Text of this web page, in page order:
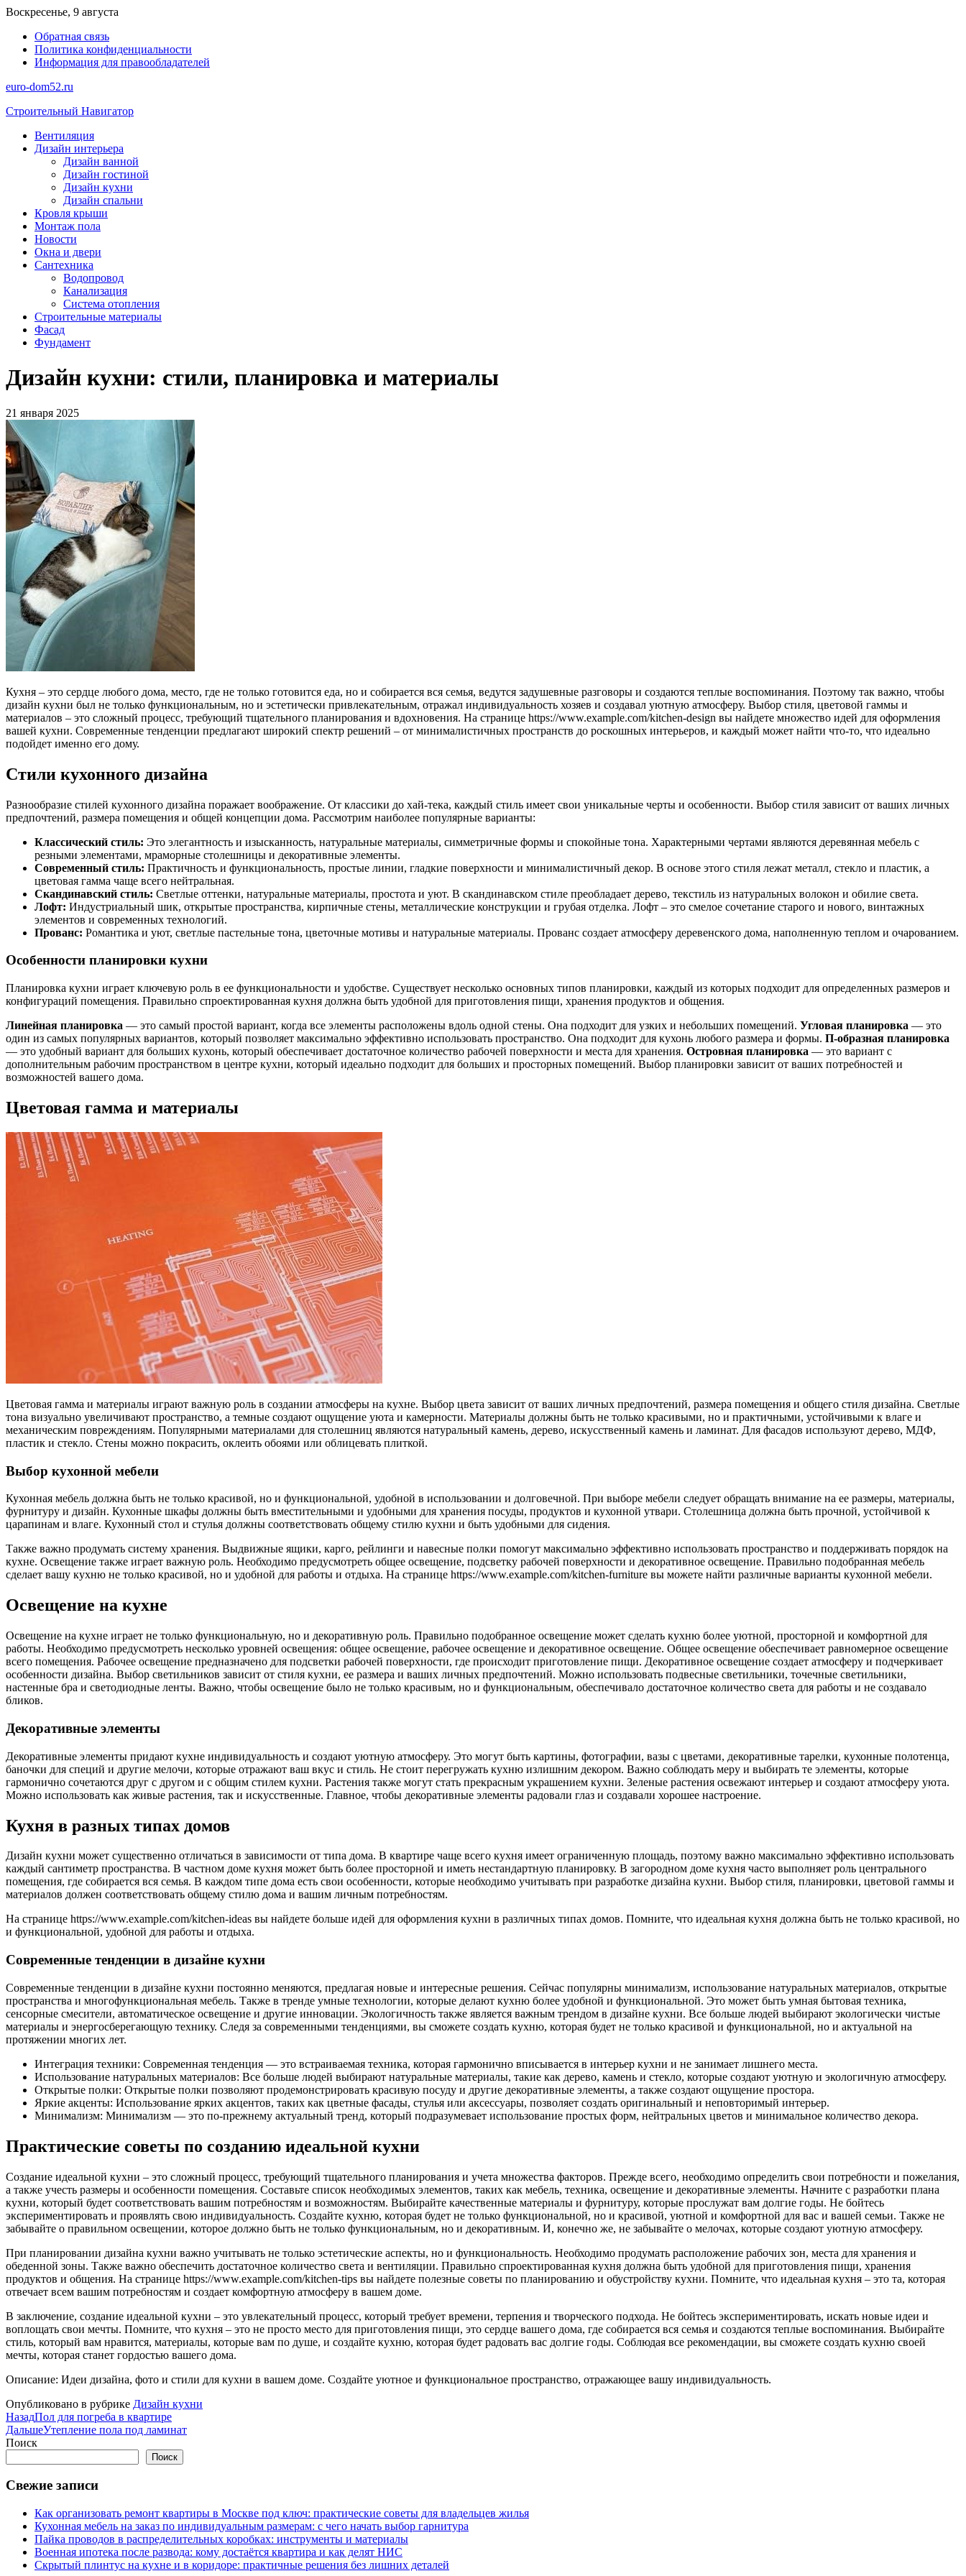
Перейти
содержимому
Воскресенье, 9 августа
Обратная связь
Политика конфиденциальности
Информация для правообладателей
euro-dom52.ru
Строительный Навигатор
Вентиляция
Дизайн интерьера
Дизайн ванной
Дизайн гостиной
Дизайн кухни
Дизайн спальни
Кровля крыши
Монтаж пола
Новости
Окна и двери
Сантехника
Водопровод
Канализация
Система отопления
Строительные материалы
Фасад
Фундамент
Дизайн кухни: стили, планировка и материалы
21 января 2025
Кухня – это сердце любого дома, место, где не только готовится еда, но и собирается вся семья, ведутся задушевные разговоры и создаются теплые воспоминания. Поэтому так важно, чтобы
дизайн кухни был не только функциональным, но и эстетически привлекательным, отражал индивидуальность хозяев и создавал уютную атмосферу. Выбор стиля, цветовой гаммы и
материалов – это сложный процесс, требующий тщательного планирования и вдохновения. На странице https://www.example.com/kitchen-design вы найдете множество идей для оформления
вашей кухни. Современные тенденции предлагают широкий спектр решений – от минималистичных пространств до роскошных интерьеров, и каждый может найти что-то, что идеально
подойдет именно его дому.
Стили кухонного дизайна
Разнообразие стилей кухонного дизайна поражает воображение. От классики до хай-тека, каждый стиль имеет свои уникальные черты и особенности. Выбор стиля зависит от ваших личных
предпочтений, размера помещения и общей концепции дома. Рассмотрим наиболее популярные варианты:
Классический стиль: Это элегантность и изысканность, натуральные материалы, симметричные формы и спокойные тона. Характерными чертами являются деревянная мебель с
резными элементами, мраморные столешницы и декоративные элементы.
Современный стиль: Практичность и функциональность, простые линии, гладкие поверхности и минималистичный декор. В основе этого стиля лежат металл, стекло и пластик, а
цветовая гамма чаще всего нейтральная.
Скандинавский стиль: Светлые оттенки, натуральные материалы, простота и уют. В скандинавском стиле преобладает дерево, текстиль из натуральных волокон и обилие света.
Лофт: Индустриальный шик, открытые пространства, кирпичные стены, металлические конструкции и грубая отделка. Лофт – это смелое сочетание старого и нового, винтажных
элементов и современных технологий.
Прованс: Романтика и уют, светлые пастельные тона, цветочные мотивы и натуральные материалы. Прованс создает атмосферу деревенского дома, наполненную теплом и очарованием.
Особенности планировки кухни
Планировка кухни играет ключевую роль в ее функциональности и удобстве. Существует несколько основных типов планировки, каждый из которых подходит для определенных размеров и
конфигураций помещения. Правильно спроектированная кухня должна быть удобной для приготовления пищи, хранения продуктов и общения.
Линейная планировка — это самый простой вариант, когда все элементы расположены вдоль одной стены. Она подходит для узких и небольших помещений. Угловая планировка — это
один из самых популярных вариантов, который позволяет максимально эффективно использовать пространство. Она подходит для кухонь любого размера и формы. П-образная планировка
— это удобный вариант для больших кухонь, который обеспечивает достаточное количество рабочей поверхности и места для хранения. Островная планировка — это вариант с
дополнительным рабочим пространством в центре кухни, который идеально подходит для больших и просторных помещений. Выбор планировки зависит от ваших потребностей и
возможностей вашего дома.
Цветовая гамма и материалы
Цветовая гамма и материалы играют важную роль в создании атмосферы на кухне. Выбор цвета зависит от ваших личных предпочтений, размера помещения и общего стиля дизайна. Светлые
тона визуально увеличивают пространство, а темные создают ощущение уюта и камерности. Материалы должны быть не только красивыми, но и практичными, устойчивыми к влаге и
механическим повреждениям. Популярными материалами для столешниц являются натуральный камень, дерево, искусственный камень и ламинат. Для фасадов используют дерево, МДФ,
пластик и стекло. Стены можно покрасить, оклеить обоями или облицевать плиткой.
Выбор кухонной мебели
Кухонная мебель должна быть не только красивой, но и функциональной, удобной в использовании и долговечной. При выборе мебели следует обращать внимание на ее размеры, материалы,
фурнитуру и дизайн. Кухонные шкафы должны быть вместительными и удобными для хранения посуды, продуктов и кухонной утвари. Столешница должна быть прочной, устойчивой к
царапинам и влаге. Кухонный стол и стулья должны соответствовать общему стилю кухни и быть удобными для сидения.
Также важно продумать систему хранения. Выдвижные ящики, карго, рейлинги и навесные полки помогут максимально эффективно использовать пространство и поддерживать порядок на
кухне. Освещение также играет важную роль. Необходимо предусмотреть общее освещение, подсветку рабочей поверхности и декоративное освещение. Правильно подобранная мебель
сделает вашу кухню не только красивой, но и удобной для работы и отдыха. На странице https://www.example.com/kitchen-furniture вы можете найти различные варианты кухонной мебели.
Освещение на кухне
Освещение на кухне играет не только функциональную, но и декоративную роль. Правильно подобранное освещение может сделать кухню более уютной, просторной и комфортной для
работы. Необходимо предусмотреть несколько уровней освещения: общее освещение, рабочее освещение и декоративное освещение. Общее освещение обеспечивает равномерное освещение
всего помещения. Рабочее освещение предназначено для подсветки рабочей поверхности, где происходит приготовление пищи. Декоративное освещение создает атмосферу и подчеркивает
особенности дизайна. Выбор светильников зависит от стиля кухни, ее размера и ваших личных предпочтений. Можно использовать подвесные светильники, точечные светильники,
настенные бра и светодиодные ленты. Важно, чтобы освещение было не только красивым, но и функциональным, обеспечивало достаточное количество света для работы и не создавало
бликов.
Декоративные элементы
Декоративные элементы придают кухне индивидуальность и создают уютную атмосферу. Это могут быть картины, фотографии, вазы с цветами, декоративные тарелки, кухонные полотенца,
баночки для специй и другие мелочи, которые отражают ваш вкус и стиль. Не стоит перегружать кухню излишним декором. Важно соблюдать меру и выбирать те элементы, которые
гармонично сочетаются друг с другом и с общим стилем кухни. Растения также могут стать прекрасным украшением кухни. Зеленые растения освежают интерьер и создают атмосферу уюта.
Можно использовать как живые растения, так и искусственные. Главное, чтобы декоративные элементы радовали глаз и создавали хорошее настроение.
Кухня в разных типах домов
Дизайн кухни может существенно отличаться в зависимости от типа дома. В квартире чаще всего кухня имеет ограниченную площадь, поэтому важно максимально эффективно использовать
каждый сантиметр пространства. В частном доме кухня может быть более просторной и иметь нестандартную планировку. В загородном доме кухня часто выполняет роль центрального
помещения, где собирается вся семья. В каждом типе дома есть свои особенности, которые необходимо учитывать при разработке дизайна кухни. Выбор стиля, планировки, цветовой гаммы и
материалов должен соответствовать общему стилю дома и вашим личным потребностям.
На странице https://www.example.com/kitchen-ideas вы найдете больше идей для оформления кухни в различных типах домов. Помните, что идеальная кухня должна быть не только красивой, но
и функциональной, удобной для работы и отдыха.
Современные тенденции в дизайне кухни
Современные тенденции в дизайне кухни постоянно меняются, предлагая новые и интересные решения. Сейчас популярны минимализм, использование натуральных материалов, открытые
пространства и многофункциональная мебель. Также в тренде умные технологии, которые делают кухню более удобной и функциональной. Это может быть умная бытовая техника,
сенсорные смесители, автоматическое освещение и другие инновации. Экологичность также является важным трендом в дизайне кухни. Все больше людей выбирают экологически чистые
материалы и энергосберегающую технику. Следя за современными тенденциями, вы сможете создать кухню, которая будет не только красивой и функциональной, но и актуальной на
протяжении многих лет.
Интеграция техники: Современная тенденция — это встраиваемая техника, которая гармонично вписывается в интерьер кухни и не занимает лишнего места.
Использование натуральных материалов: Все больше людей выбирают натуральные материалы, такие как дерево, камень и стекло, которые создают уютную и экологичную атмосферу.
Открытые полки: Открытые полки позволяют продемонстрировать красивую посуду и другие декоративные элементы, а также создают ощущение простора.
Яркие акценты: Использование ярких акцентов, таких как цветные фасады, стулья или аксессуары, позволяет создать оригинальный и неповторимый интерьер.
Минимализм: Минимализм — это по-прежнему актуальный тренд, который подразумевает использование простых форм, нейтральных цветов и минимальное количество декора.
Практические советы по созданию идеальной кухни
Создание идеальной кухни – это сложный процесс, требующий тщательного планирования и учета множества факторов. Прежде всего, необходимо определить свои потребности и пожелания,
а также учесть размеры и особенности помещения. Составьте список необходимых элементов, таких как мебель, техника, освещение и декоративные элементы. Начните с разработки плана
кухни, который будет соответствовать вашим потребностям и возможностям. Выбирайте качественные материалы и фурнитуру, которые прослужат вам долгие годы. Не бойтесь
экспериментировать и проявлять свою индивидуальность. Создайте кухню, которая будет не только функциональной, но и красивой, уютной и комфортной для вас и вашей семьи. Также не
забывайте о правильном освещении, которое должно быть не только функциональным, но и декоративным. И, конечно же, не забывайте о мелочах, которые создают уютную атмосферу.
При планировании дизайна кухни важно учитывать не только эстетические аспекты, но и функциональность. Необходимо продумать расположение рабочих зон, места для хранения и
обеденной зоны. Также важно обеспечить достаточное количество света и вентиляции. Правильно спроектированная кухня должна быть удобной для приготовления пищи, хранения
продуктов и общения. На странице https://www.example.com/kitchen-tips вы найдете полезные советы по планированию и обустройству кухни. Помните, что идеальная кухня – это та, которая
отвечает всем вашим потребностям и создает комфортную атмосферу в вашем доме.
В заключение, создание идеальной кухни – это увлекательный процесс, который требует времени, терпения и творческого подхода. Не бойтесь экспериментировать, искать новые идеи и
воплощать свои мечты. Помните, что кухня – это не просто место для приготовления пищи, это сердце вашего дома, где собирается вся семья и создаются теплые воспоминания. Выбирайте
стиль, который вам нравится, материалы, которые вам по душе, и создайте кухню, которая будет радовать вас долгие годы. Соблюдая все рекомендации, вы сможете создать кухню своей
мечты, которая станет гордостью вашего дома.
Описание: Идеи дизайна, фото и стили для кухни в вашем доме. Создайте уютное и функциональное пространство, отражающее вашу индивидуальность.
Опубликовано в рубрике Дизайн кухни
НазадПол для погреба в квартире
ДальшеУтепление пола под ламинат
Поиск
Поиск
Свежие записи
Как организовать ремонт квартиры в Москве под ключ: практические советы для владельцев жилья
Кухонная мебель на заказ по индивидуальным размерам: с чего начать выбор гарнитура
Пайка проводов в распределительных коробках: инструменты и материалы
Военная ипотека после развода: кому достаётся квартира и как делят НИС
Скрытый плинтус на кухне и в коридоре: практичные решения без лишних деталей